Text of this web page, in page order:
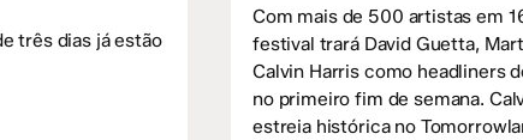
três dias já estão
Com mais de 500 artistas em
festival trará David Guetta,
Calvin Harris como headliners
no primeiro fim de semana.
estreia histórica no